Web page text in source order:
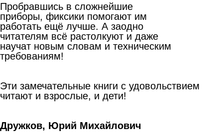
Пробравшись в сложнейшие
приборы, фиксики помогают им
работать ещё лучше. А заодно
читателям всё растолкуют и даже
научат новым словам и техническим
требованиям!
Эти замечательные книги с удовольствием
читают и взрослые, и дети!
Дружков, Юрий Михайлович